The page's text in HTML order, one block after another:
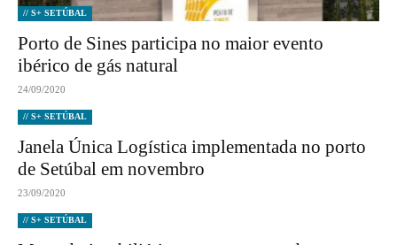
// S+ SETÚBAL
Porto de Sines participa no maior evento
ibérico de gás natural
24/09/2020
// S+ SETÚBAL
Janela Única Logística implementada no porto
de Setúbal em novembro
23/09/2020
// S+ SETÚBAL